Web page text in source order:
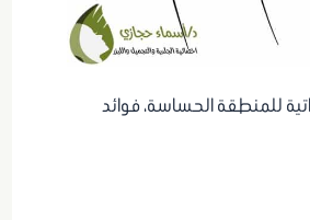
للمنطقة الحساسة، فوائد